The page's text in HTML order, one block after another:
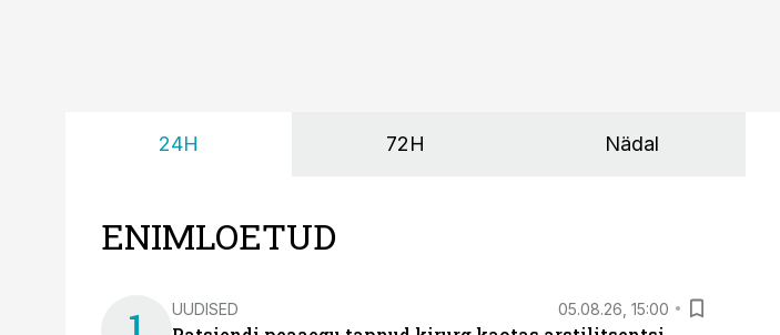
24H 72H Nädal
ENIMLOETUD
UUDISED 05.08.26, 15:00